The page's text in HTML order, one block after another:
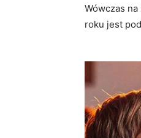
Wówczas
roku jest